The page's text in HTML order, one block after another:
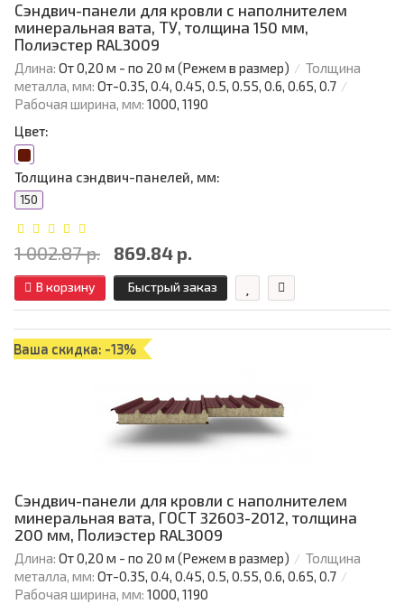
Сэндвич-панели для кровли с наполнителем
минеральная вата, ТУ, толщина 150 мм,
Полиэстер RAL3009
Длина: От 0,20 м - по 20 м (Режем в размер)
Толщина
металла, мм: От-0.35, 0.4, 0.45, 0.5, 0.55, 0.6, 0.65, 0.7
Рабочая ширина, мм: 1000, 1190
Цвет:
Толщина сэндвич-панелей, мм:
150
1 002.87 р. 869.84 р.
В корзину Быстрый заказ
Ваша скидка: -13%
Сэндвич-панели для кровли с наполнителем
минеральная вата, ГОСТ 32603-2012, толщина
200 мм, Полиэстер RAL3009
Длина: От 0,20 м - по 20 м (Режем в размер)
Толщина
металла, мм: От-0.35, 0.4, 0.45, 0.5, 0.55, 0.6, 0.65, 0.7
Рабочая ширина, мм: 1000, 1190